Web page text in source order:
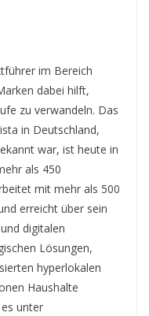
im Bereich
dabei hilft,
zu verwandeln. Das
in Deutschland,
war, ist heute in
als 450
mit mehr als 500
erreicht über sein
digitalen
Lösungen,
hyperlokalen
Haushalte
unter